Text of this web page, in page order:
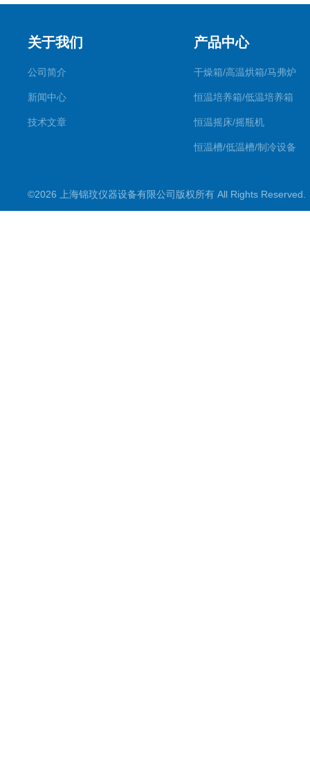
关于我们
公司简介
新闻中心
技术文章
产品中心
干燥箱/高温烘箱/马弗炉
恒温培养箱/低温培养箱
恒温摇床/摇瓶机
恒温槽/低温槽/制冷设备
超声波仪器
©2026 上海锦玟仪器设备有限公司版权所有 All Rights